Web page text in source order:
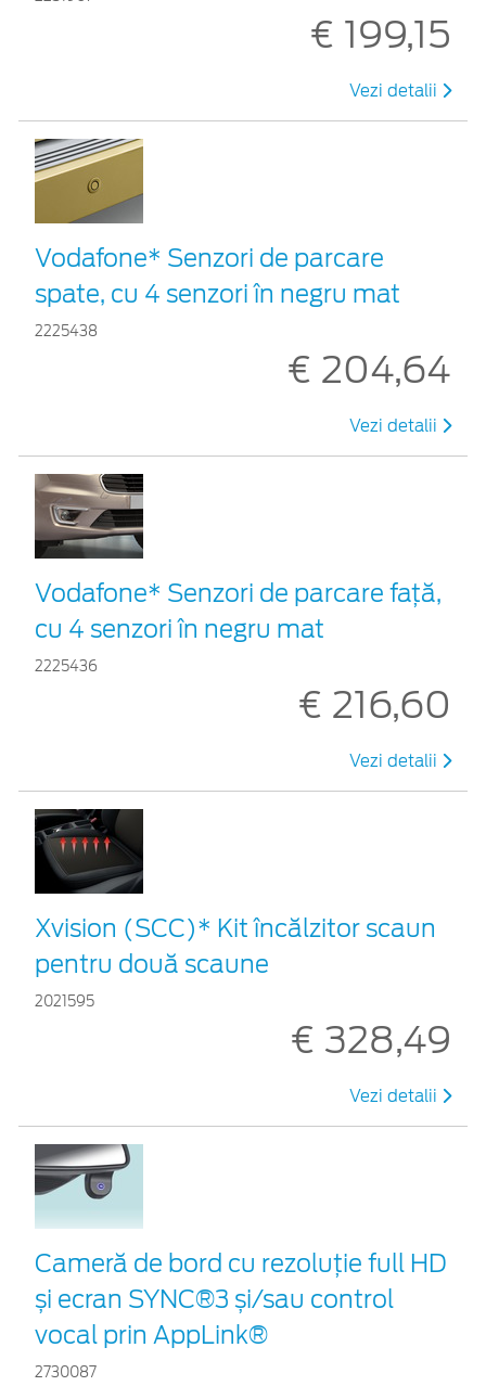
€ 199,15
Vezi detalii
Vodafone* Senzori de parcare
spate, cu 4 senzori în negru mat
2225438
€ 204,64
Vezi detalii
Vodafone* Senzori de parcare față,
cu 4 senzori în negru mat
2225436
€ 216,60
Vezi detalii
Xvision (SCC)* Kit încălzitor scaun
pentru două scaune
2021595
€ 328,49
Vezi detalii
Cameră de bord cu rezoluție full HD
și ecran SYNC®3 și/sau control
vocal prin AppLink®
2730087